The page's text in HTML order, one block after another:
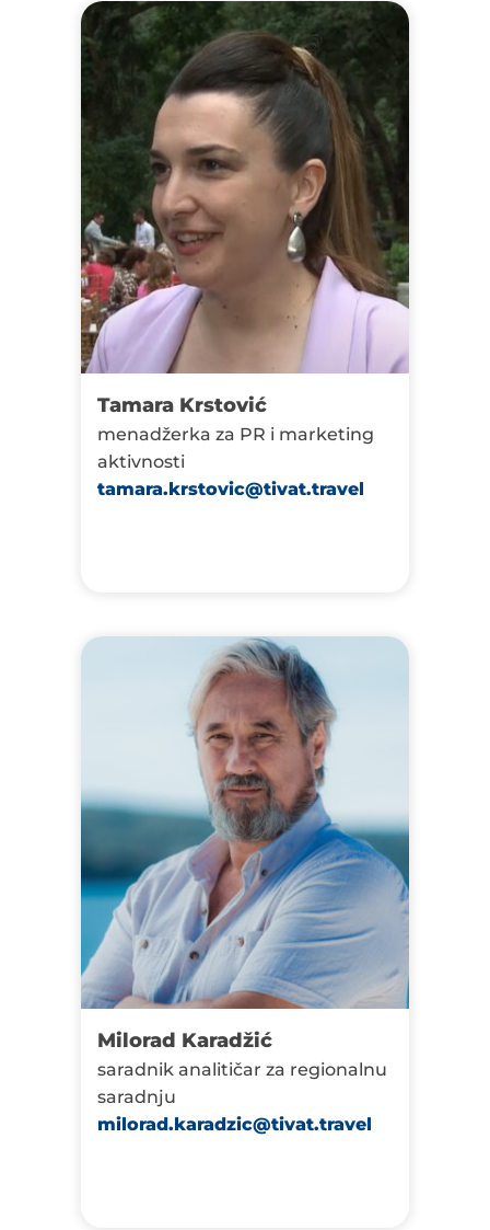
Tamara Krstović
menadžerka za PR i marketing
aktivnosti
tamara.krstovic@tivat.travel
Milorad Karadžić
saradnik analitičar za regionalnu
saradnju
milorad.karadzic@tivat.travel